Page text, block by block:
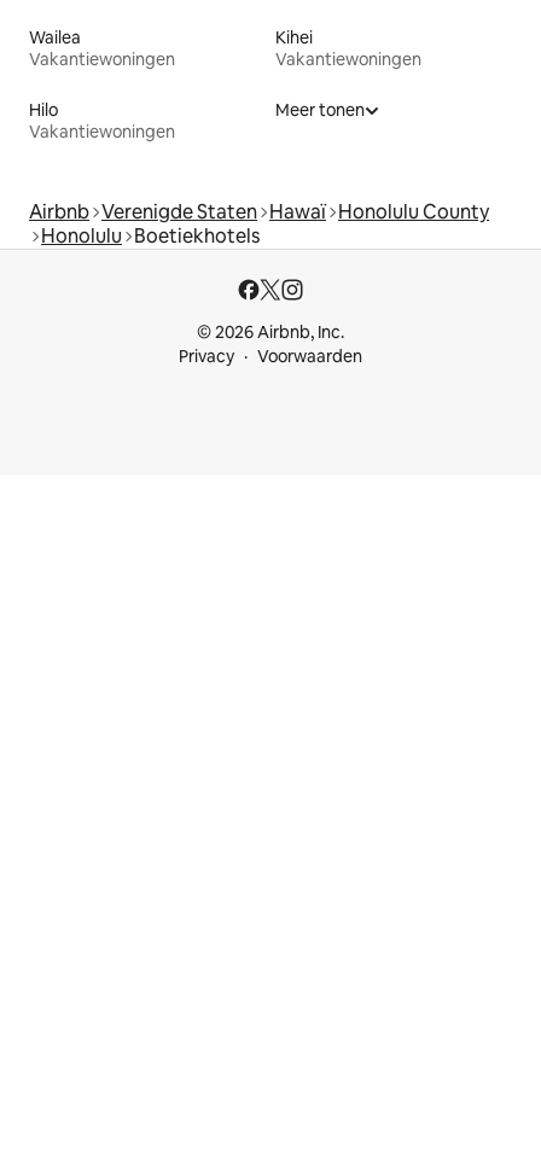
Wailea
Vakantiewoningen
Kihei
Vakantiewoningen
Hilo
Vakantiewoningen
Meer tonen
Airbnb Verenigde Staten Hawaï Honolulu County
Honolulu Boetiekhotels
© 2026 Airbnb, Inc.
Privacy
Voorwaarden